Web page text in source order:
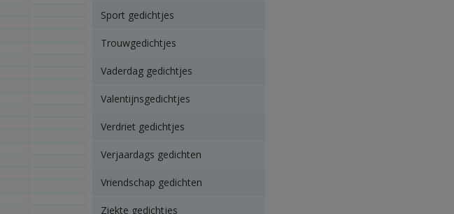
Sport gedichtjes
Trouwgedichtjes
Vaderdag gedichtjes
Valentijnsgedichtjes
Verdriet gedichtjes
Verjaardags gedichten
Vriendschap gedichten
Ziekte gedichtjes